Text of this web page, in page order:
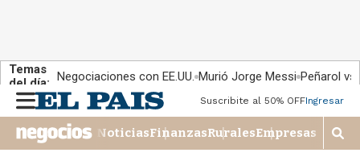
Temas
del día: Negociaciones con EE.UU. Murió Jorge Messi Peñarol
n
u
Suscribite al 50% OFFIngresar
NoticiasFinanzasRuralesEmpresas
M
o